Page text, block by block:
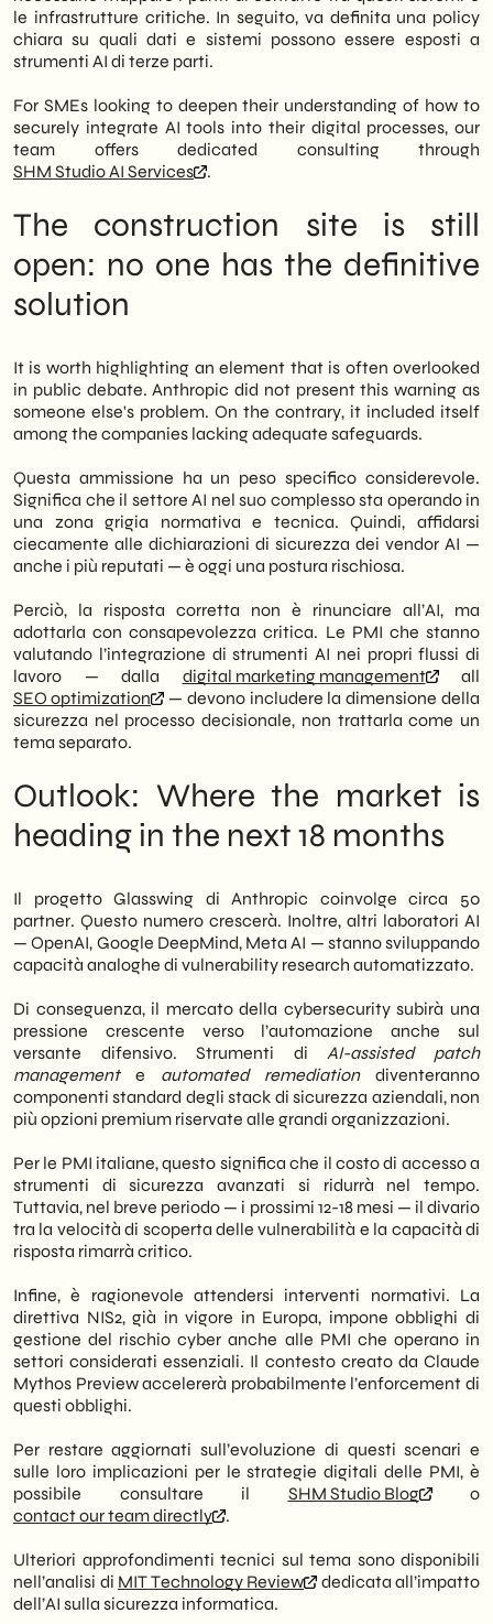
le infrastrutture critiche. In seguito, va definita una policy
chiara su quali dati e sistemi possono essere esposti a
strumenti AI di terze parti.
For SMEs looking to deepen their understanding of how to
securely integrate AI tools into their digital processes, our
team offers dedicated consulting through
SHM Studio AI Services
.
The construction site is still
open: no one has the definitive
solution
It is worth highlighting an element that is often overlooked
in public debate. Anthropic did not present this warning as
someone else's problem. On the contrary, it included itself
among the companies lacking adequate safeguards.
Questa ammissione ha un peso specifico considerevole.
Significa che il settore AI nel suo complesso sta operando in
una zona grigia normativa e tecnica. Quindi, affidarsi
ciecamente alle dichiarazioni di sicurezza dei vendor AI —
anche i più reputati — è oggi una postura rischiosa.
Perciò, la risposta corretta non è rinunciare all’AI, ma
adottarla con consapevolezza critica. Le PMI che stanno
valutando l’integrazione di strumenti AI nei propri flussi di
lavoro — dalla digital marketing management
all
SEO optimization
— devono includere la dimensione della
sicurezza nel processo decisionale, non trattarla come un
tema separato.
Outlook: Where the market is
heading in the next 18 months
Il progetto Glasswing di Anthropic coinvolge circa 50
partner. Questo numero crescerà. Inoltre, altri laboratori AI
— OpenAI, Google DeepMind, Meta AI — stanno sviluppando
capacità analoghe di vulnerability research automatizzato.
Di conseguenza, il mercato della cybersecurity subirà una
pressione crescente verso l’automazione anche sul
versante difensivo. Strumenti diAI-assisted patch
managemente automated remediationdiventeranno
componenti standard degli stack di sicurezza aziendali, non
più opzioni premium riservate alle grandi organizzazioni.
Per le PMI italiane, questo significa che il costo di accesso a
strumenti di sicurezza avanzati si ridurrà nel tempo.
Tuttavia, nel breve periodo — i prossimi 12-18 mesi — il divario
tra la velocità di scoperta delle vulnerabilità e la capacità di
risposta rimarrà critico.
Infine, è ragionevole attendersi interventi normativi. La
direttiva NIS2, già in vigore in Europa, impone obblighi di
gestione del rischio cyber anche alle PMI che operano in
settori considerati essenziali. Il contesto creato da Claude
Mythos Preview accelererà probabilmente l’enforcement di
questi obblighi.
Per restare aggiornati sull’evoluzione di questi scenari e
sulle loro implicazioni per le strategie digitali delle PMI, è
possibile consultare il SHM Studio Blog
o
contact our team directly
.
Ulteriori approfondimenti tecnici sul tema sono disponibili
nell’analisi di MIT Technology Review
dedicata all’impatto
dell’AI sulla sicurezza informatica.